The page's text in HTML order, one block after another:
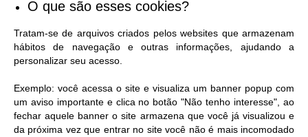
O que são esses cookies?
Tratam-se de arquivos criados pelos websites que armazenam
hábitos de navegação e outras informações, ajudando a
personalizar seu acesso.
Exemplo: você acessa o site e visualiza um banner popup com
um aviso importante e clica no botão "Não tenho interesse", ao
fechar aquele banner o site armazena que você já visualizou e
da próxima vez que entrar no site você não é mais incomodado